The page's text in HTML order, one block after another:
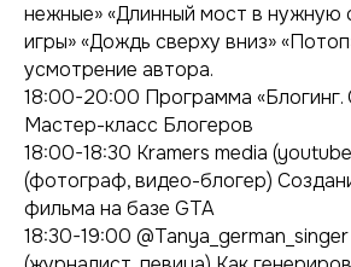
нежные» «Длинный мост в нужную
игры» «Дождь сверху вниз»
усмотрение автора.
18:00-20:00 Программа «Блогинг.
Мастер-класс Блогеров
18:00-18:30 Kramers media
(фотограф, видео-блогер)
фильма на базе GTA
18:30-19:00